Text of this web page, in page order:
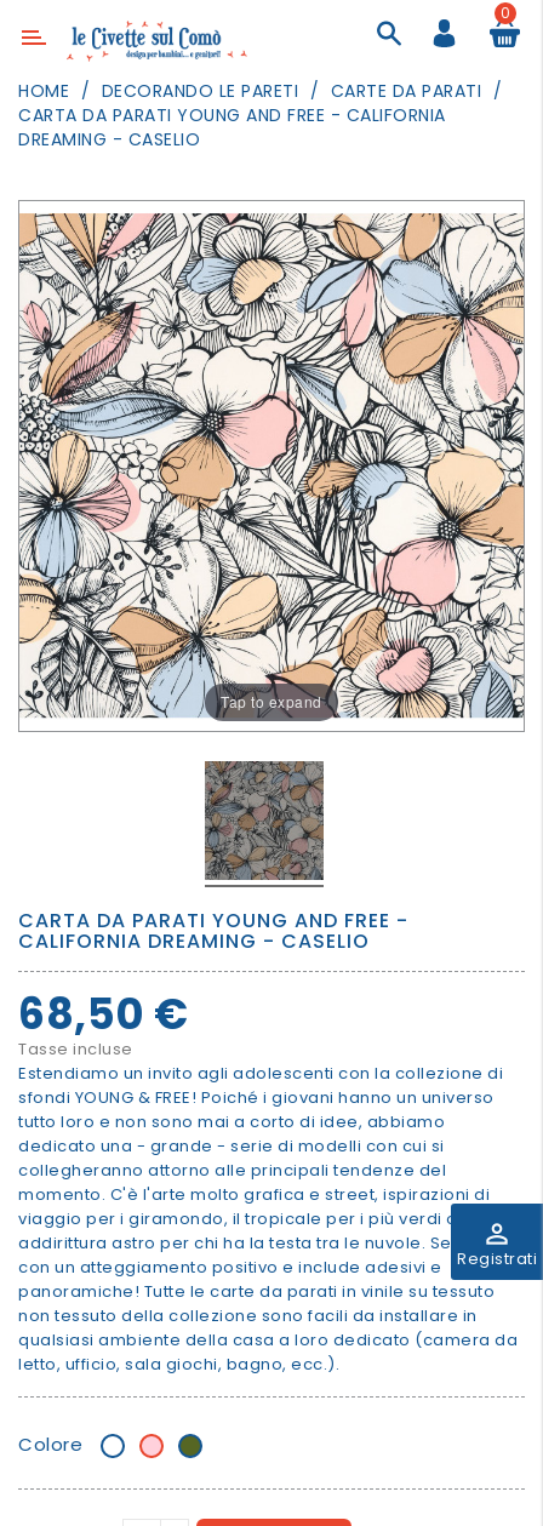
Categoria
ARREDAMENTO
TESSILI
DECORANDO
LE
PARETI
GIOCHI
GESTI
QUOTIDIANI
FESTE
E
EVENTI
OUTDOOR
PER
I
PIU'
GRANDI
perm_identity
Registrati
0
HOME DECORANDO LE PARETI
CARTE DA PARATI
CARTA DA PARATI YOUNG AND FREE - CALIFORNIA
DREAMING - CASELIO
Tap to expand
CARTA DA PARATI YOUNG AND FREE -
CALIFORNIA DREAMING - CASELIO
68,50 €
Tasse incluse
Estendiamo un invito agli adolescenti con la collezione di
sfondi YOUNG & FREE! Poiché i giovani hanno un universo
tutto loro e non sono mai a corto di idee, abbiamo
dedicato una - grande - serie di modelli con cui si
collegheranno attorno alle principali tendenze del
momento. C'è l'arte molto grafica e street, ispirazioni di
viaggio per i giramondo, il tropicale per i più verdi o
addirittura astro per chi ha la testa tra le nuvole. Sempre
con un atteggiamento positivo e include adesivi e
panoramiche! Tutte le carte da parati in vinile su tessuto
non tessuto della collezione sono facili da installare in
qualsiasi ambiente della casa a loro dedicato (camera da
letto, ufficio, sala giochi, bagno, ecc.).
Colore BiancoRosakhaki